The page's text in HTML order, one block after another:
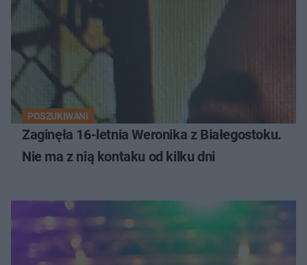
POSZUKIWANI
Zaginęła 16-letnia Weronika z Białegostoku.
Nie ma z nią kontaku od kilku dni